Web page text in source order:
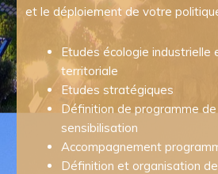
et le déploiement de votre
Etudes écologie industrielle
territoriale
Etudes stratégiques
Définition de programme de
sensibilisation
Accompagnement
Définition et organisation